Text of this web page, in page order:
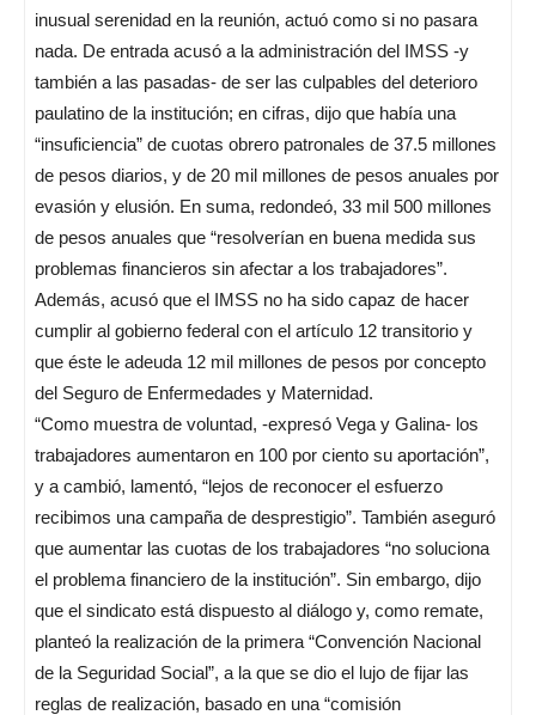
inusual serenidad en la reunión, actuó como si no pasara
nada. De entrada acusó a la administración del IMSS -y
también a las pasadas- de ser las culpables del deterioro
paulatino de la institución; en cifras, dijo que había una
“insuficiencia” de cuotas obrero patronales de 37.5 millones
de pesos diarios, y de 20 mil millones de pesos anuales por
evasión y elusión. En suma, redondeó, 33 mil 500 millones
de pesos anuales que “resolverían en buena medida sus
problemas financieros sin afectar a los trabajadores”.
Además, acusó que el IMSS no ha sido capaz de hacer
cumplir al gobierno federal con el artículo 12 transitorio y
que éste le adeuda 12 mil millones de pesos por concepto
del Seguro de Enfermedades y Maternidad.
“Como muestra de voluntad, -expresó Vega y Galina- los
trabajadores aumentaron en 100 por ciento su aportación”,
y a cambió, lamentó, “lejos de reconocer el esfuerzo
recibimos una campaña de desprestigio”. También aseguró
que aumentar las cuotas de los trabajadores “no soluciona
el problema financiero de la institución”. Sin embargo, dijo
que el sindicato está dispuesto al diálogo y, como remate,
planteó la realización de la primera “Convención Nacional
de la Seguridad Social”, a la que se dio el lujo de fijar las
reglas de realización, basado en una “comisión